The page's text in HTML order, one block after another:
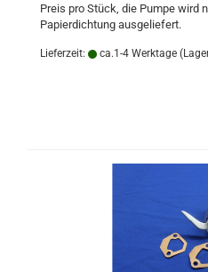
Preis pro Stück, die Pumpe wird
Papierdichtung ausgeliefert.
Lieferzeit: ca.1-4 Werktage